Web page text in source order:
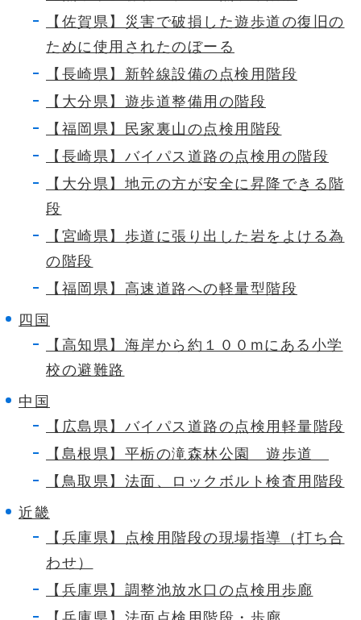
【佐賀県】災害で破損した遊歩道の復旧の
ために使用されたのぼーる
【長崎県】新幹線設備の点検用階段
【大分県】遊歩道整備用の階段
【福岡県】民家裏山の点検用階段
【長崎県】バイパス道路の点検用の階段
【大分県】地元の方が安全に昇降できる階
段
【宮崎県】歩道に張り出した岩をよける為
の階段
【福岡県】高速道路への軽量型階段
四国
【高知県】海岸から約１００mにある小学
校の避難路
中国
【広島県】バイパス道路の点検用軽量階段
【島根県】平栃の滝森林公園 遊歩道
【鳥取県】法面、ロックボルト検査用階段
近畿
【兵庫県】点検用階段の現場指導（打ち合
わせ）
【兵庫県】調整池放水口の点検用歩廊